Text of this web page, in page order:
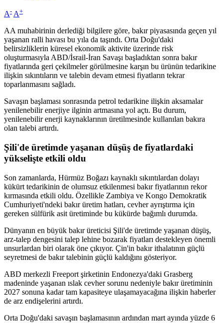
A- A+
AA muhabirinin derlediği bilgilere göre, bakır piyasasında geçen yıl
yaşanan ralli havası bu yıla da taşındı. Orta Doğu'daki
belirsizliklerin küresel ekonomik aktivite üzerinde risk
oluşturmasıyla ABD/İsrail-İran Savaşı başladıktan sonra bakır
fiyatlarında geri çekilmeler görülmesine karşın bu ürünün tedarikine
ilişkin sıkıntıların ve talebin devam etmesi fiyatların tekrar
toparlanmasını sağladı.
Savaşın başlaması sonrasında petrol tedarikine ilişkin aksamalar
yenilenebilir enerjiye ilginin artmasına yol açtı. Bu durum,
yenilenebilir enerji kaynaklarının üretilmesinde kullanılan bakıra
olan talebi artırdı.
Şili'de üretimde yaşanan düşüş de fiyatlardaki
yükselişte etkili oldu
Son zamanlarda, Hürmüz Boğazı kaynaklı sıkıntılardan dolayı
kükürt tedarikinin de olumsuz etkilenmesi bakır fiyatlarının rekor
kırmasında etkili oldu. Özellikle Zambiya ve Kongo Demokratik
Cumhuriyeti'ndeki bakır üretim hatları, cevher ayrıştırma için
gereken sülfürik asit üretiminde bu kükürde bağımlı durumda.
Dünyanın en büyük bakır üreticisi Şili'de üretimde yaşanan düşüş,
arz-talep dengesini talep lehine bozarak fiyatları destekleyen önemli
unsurlardan biri olarak öne çıkıyor. Çin'in bakır ithalatının güçlü
seyretmesi de bakır talebinin güçlü kaldığını gösteriyor.
ABD merkezli Freeport şirketinin Endonezya'daki Grasberg
madeninde yaşanan ıslak cevher sorunu nedeniyle bakır üretiminin
2027 sonuna kadar tam kapasiteye ulaşamayacağına ilişkin haberler
de arz endişelerini artırdı.
Orta Doğu'daki savaşın başlamasının ardından mart ayında yüzde 6